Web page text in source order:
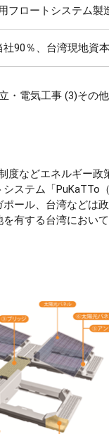
フロートシステム製
90％、台湾現地資本
・電気工事 (3)その
度などエネルギー
ステム「
ール、台湾などは
有する台湾におい